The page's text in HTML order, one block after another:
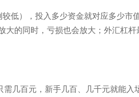
低），投入多少资金就对应多少市
的同时，亏损也会放大；外汇杠
几百元，新手几百、几千元就能